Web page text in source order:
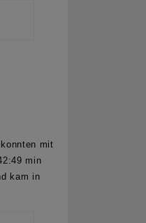
mit
min
kam in